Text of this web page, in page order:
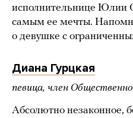
исполнительнице Юлии
самым ее мечты.
о девушке с
Диана Гурцкая
певица, член
Абсолютно незаконное,